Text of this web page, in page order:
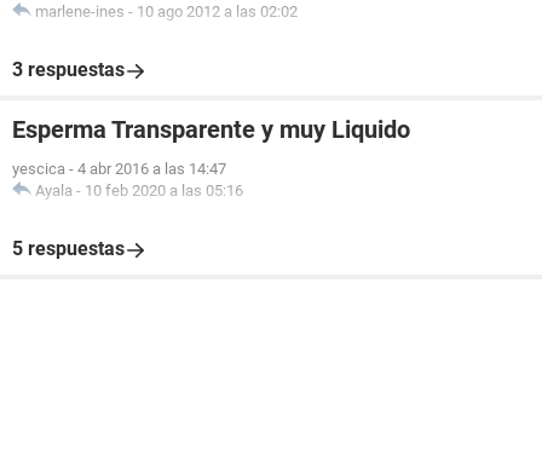
marlene-ines - 10 ago 2012 a las 02:02
3 respuestas
Esperma Transparente y muy Liquido
yescica - 4 abr 2016 a las 14:47
Ayala - 10 feb 2020 a las 05:16
5 respuestas